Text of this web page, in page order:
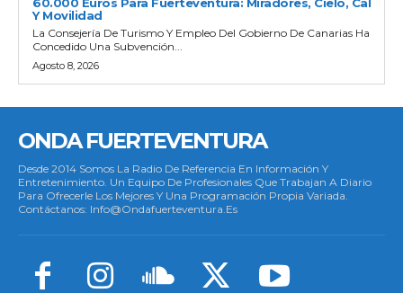
Y Movilidad
La Consejería De Turismo Y Empleo Del Gobierno De Canarias Ha
Concedido Una Subvención...
Agosto 8, 2026
ONDA FUERTEVENTURA
Desde 2014 Somos La Radio De Referencia En Información Y
Entretenimiento. Un Equipo De Profesionales Que Trabajan A Diario
Para Ofrecerle Los Mejores Y Una Programación Propia Variada.
Contáctanos: Info@ondafuerteventura.es